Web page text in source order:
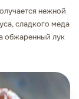
нежной
сладкого меда
обжаренный лук